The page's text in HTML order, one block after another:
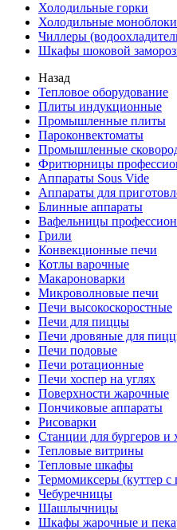
Холодильные горки
Холодильные моноблоки
Чиллеры
Шкафы шоковой
Назад
Тепловое оборудование
Плиты индукционные
Промышленные плиты
Пароконвектоматы
Промышленные
Фритюрницы
Аппараты Sous Vide
Аппараты для
Блинные аппараты
Вафельницы
Грили
Конвекционные печи
Котлы варочные
Макароноварки
Микроволновые печи
Печи высокоскоростные
Печи для пиццы
Печи дровяные для
Печи подовые
Печи ротационные
Печи хоспер на углях
Поверхности жарочные
Пончиковые аппараты
Рисоварки
Станции для бургеров и
Тепловые витрины
Тепловые шкафы
Термомиксеры (куттер с
Чебуречницы
Шашлычницы
Шкафы жарочные и